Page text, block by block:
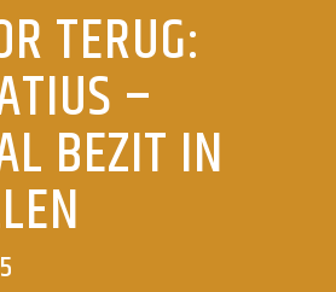
TERUG:
–
BEZIT IN